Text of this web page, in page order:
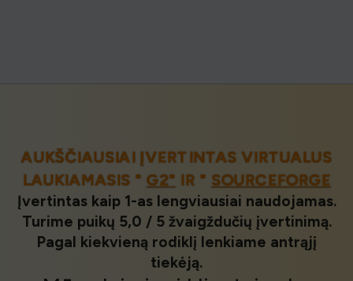
AUKŠČIAUSIAI ĮVERTINTAS VIRTUALUS
LAUKIAMASIS "G2" IR " SOURCEFORGE
Įvertintas kaip 1-as lengviausiai naudojamas.
Turime puikų 5,0 / 5 žvaigždučių įvertinimą.
Pagal kiekvieną rodiklį lenkiame antrąjį
tiekėją.